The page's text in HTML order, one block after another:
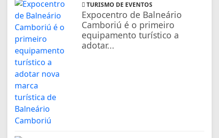
TURISMO DE EVENTOS
Expocentro de Balneário
Camboriú é o primeiro
equipamento turístico a
adotar...